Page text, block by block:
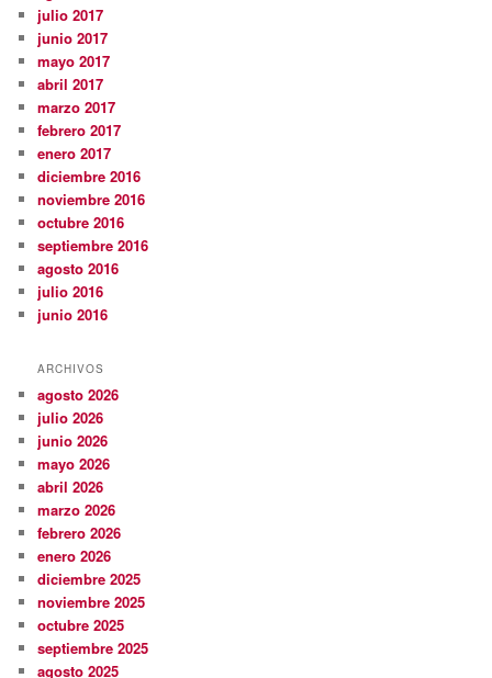
julio 2017
junio 2017
mayo 2017
abril 2017
marzo 2017
febrero 2017
enero 2017
diciembre 2016
noviembre 2016
octubre 2016
septiembre 2016
agosto 2016
julio 2016
junio 2016
ARCHIVOS
agosto 2026
julio 2026
junio 2026
mayo 2026
abril 2026
marzo 2026
febrero 2026
enero 2026
diciembre 2025
noviembre 2025
octubre 2025
septiembre 2025
agosto 2025